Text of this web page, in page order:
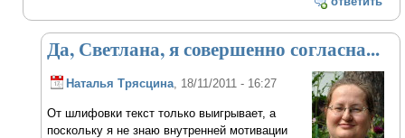
Да, Светлана, я совершенно согласна...
Наталья Трясцина , 18/11/2011 - 16:27
От шлифовки текст только выигрывает, а
поскольку я не знаю внутренней мотивации